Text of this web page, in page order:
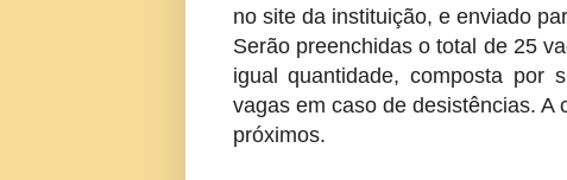
no site da instituição, e enviado
Serão preenchidas o total de 25
igual quantidade, composta por
vagas em caso de desistências. A
próximos.